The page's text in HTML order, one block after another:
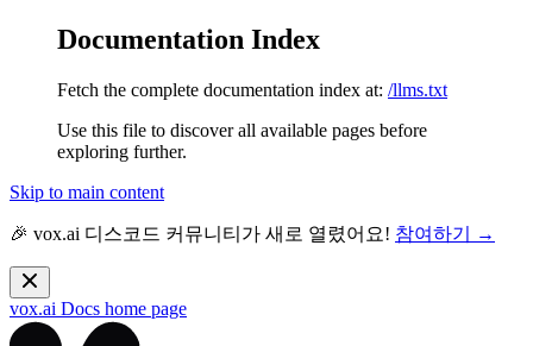
Documentation Index
Fetch the complete documentation index at: /llms.txt
Use this file to discover all available pages before
exploring further.
Skip to main content
🎉 vox.ai 디스코드 커뮤니티가 새로 열렸어요! 참여하기 →
vox.ai Docs home page